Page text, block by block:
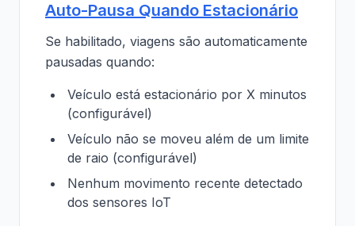
Auto-Pausa Quando Estacionário
Se habilitado, viagens são automaticamente
pausadas quando:
Veículo está estacionário por X minutos
(configurável)
Veículo não se moveu além de um limite
de raio (configurável)
Nenhum movimento recente detectado
dos sensores IoT